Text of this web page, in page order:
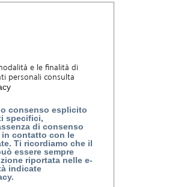
e le finalità di
personali consulta
consenso esplicito
specifici,
di consenso
in contatto con le
Ti ricordiamo che il
essere sempre
riportata nelle e-
indicate